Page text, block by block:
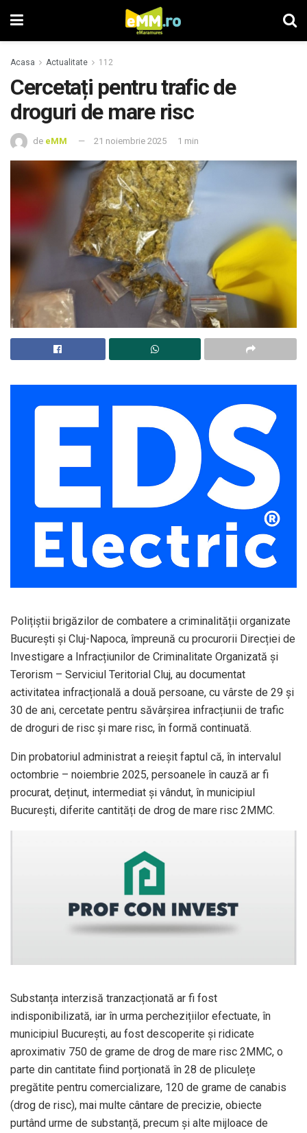
Acasa Actualitate 112
Cercetați pentru trafic de
droguri de mare risc
de eMM 21 noiembrie 2025 1 min
Polițiștii brigăzilor de combatere a criminalității organizate
București și Cluj-Napoca, împreună cu procurorii Direcției de
Investigare a Infracțiunilor de Criminalitate Organizată și
Terorism – Serviciul Teritorial Cluj, au documentat
activitatea infracțională a două persoane, cu vârste de 29 și
30 de ani, cercetate pentru săvârșirea infracțiunii de trafic
de droguri de risc și mare risc, în formă continuată.
Din probatoriul administrat a reieșit faptul că, în intervalul
octombrie – noiembrie 2025, persoanele în cauză ar fi
procurat, deținut, intermediat și vândut, în municipiul
București, diferite cantități de drog de mare risc 2MMC.
Substanța interzisă tranzacționată ar fi fost
indisponibilizată, iar în urma perchezițiilor efectuate, în
municipiul București, au fost descoperite și ridicate
aproximativ 750 de grame de drog de mare risc 2MMC, o
parte din cantitate fiind porționată în 28 de pliculețe
pregătite pentru comercializare, 120 de grame de canabis
(drog de risc), mai multe cântare de precizie, obiecte
purtând urme de substanță, precum și alte mijloace de